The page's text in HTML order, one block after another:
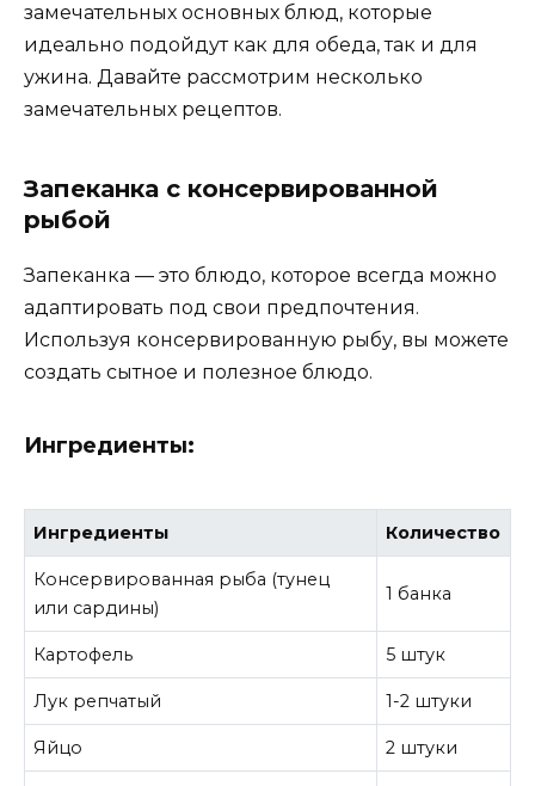
замечательных основных блюд, которые
идеально подойдут как для обеда, так и для
ужина. Давайте рассмотрим несколько
замечательных рецептов.
Запеканка с консервированной
рыбой
Запеканка — это блюдо, которое всегда можно
адаптировать под свои предпочтения.
Используя консервированную рыбу, вы можете
создать сытное и полезное блюдо.
Ингредиенты:
Ингредиенты Количество
Консервированная рыба (тунец
или сардины)
1 банка
Картофель 5 штук
Лук репчатый 1-2 штуки
Яйцо 2 штуки